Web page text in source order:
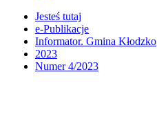
Jesteś tutaj
e-Publikacje
Informator. Gmina Kłodzko
2023
Numer 4/2023